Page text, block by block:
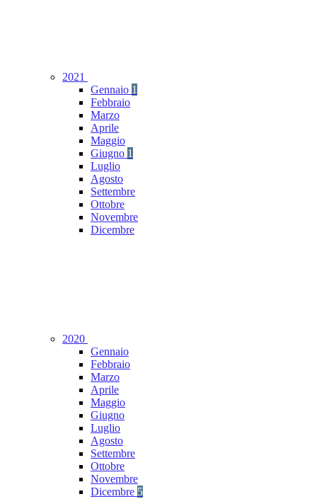
2021
Gennaio 1
Febbraio
Marzo
Aprile
Maggio
Giugno 1
Luglio
Agosto
Settembre
Ottobre
Novembre
Dicembre
2020
Gennaio
Febbraio
Marzo
Aprile
Maggio
Giugno
Luglio
Agosto
Settembre
Ottobre
Novembre
Dicembre 5